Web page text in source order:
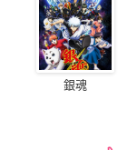
銀魂